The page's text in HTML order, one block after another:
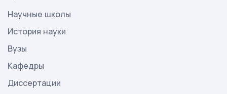
Научные школы
История науки
Вузы
Кафедры
Диссертации